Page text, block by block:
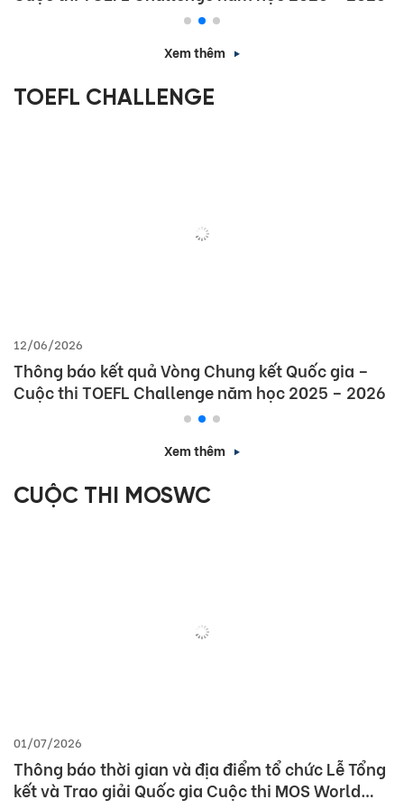
Xem thêm
TOEFL CHALLENGE
12/06/2026
Thông báo kết quả Vòng Chung kết Quốc gia –
Cuộc thi TOEFL Challenge năm học 2025 – 2026
Xem thêm
CUỘC THI MOSWC
01/07/2026
Thông báo thời gian và địa điểm tổ chức Lễ Tổng
kết và Trao giải Quốc gia Cuộc thi MOS World